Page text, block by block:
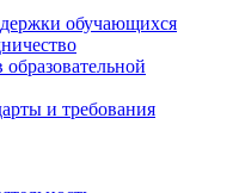
обучающихся
и требования